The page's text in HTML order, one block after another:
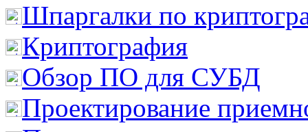
Шпаргалки по
Криптография
Обзор ПО для СУБД
Проектирование